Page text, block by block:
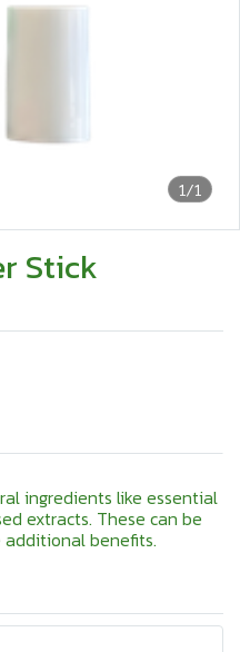
1/1
Stick
ingredients like essential
extracts. These can be
benefits.